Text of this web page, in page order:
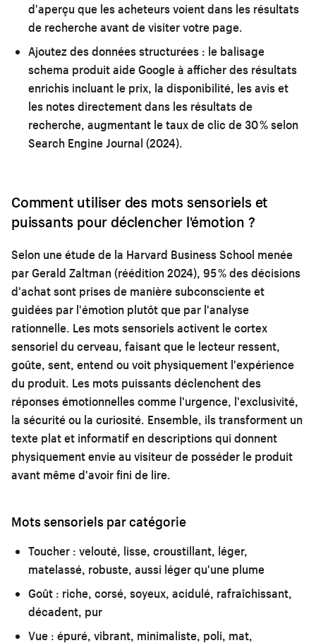
d'aperçu que les acheteurs voient dans les résultats
de recherche avant de visiter votre page.
Ajoutez des données structurées : le balisage
schema produit aide Google à afficher des résultats
enrichis incluant le prix, la disponibilité, les avis et
les notes directement dans les résultats de
recherche, augmentant le taux de clic de 30 % selon
Search Engine Journal (2024).
Comment utiliser des mots sensoriels et
puissants pour déclencher l'émotion ?
Selon une étude de la Harvard Business School menée
par Gerald Zaltman (réédition 2024), 95 % des décisions
d'achat sont prises de manière subconsciente et
guidées par l'émotion plutôt que par l'analyse
rationnelle. Les mots sensoriels activent le cortex
sensoriel du cerveau, faisant que le lecteur ressent,
goûte, sent, entend ou voit physiquement l'expérience
du produit. Les mots puissants déclenchent des
réponses émotionnelles comme l'urgence, l'exclusivité,
la sécurité ou la curiosité. Ensemble, ils transforment un
texte plat et informatif en descriptions qui donnent
physiquement envie au visiteur de posséder le produit
avant même d'avoir fini de lire.
Mots sensoriels par catégorie
Toucher : velouté, lisse, croustillant, léger,
matelassé, robuste, aussi léger qu'une plume
Goût : riche, corsé, soyeux, acidulé, rafraîchissant,
décadent, pur
Vue : épuré, vibrant, minimaliste, poli, mat,